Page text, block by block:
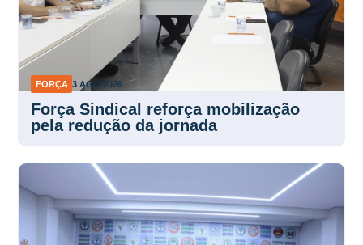
FORÇA 3 AGO 2026
Força Sindical reforça mobilização
pela redução da jornada